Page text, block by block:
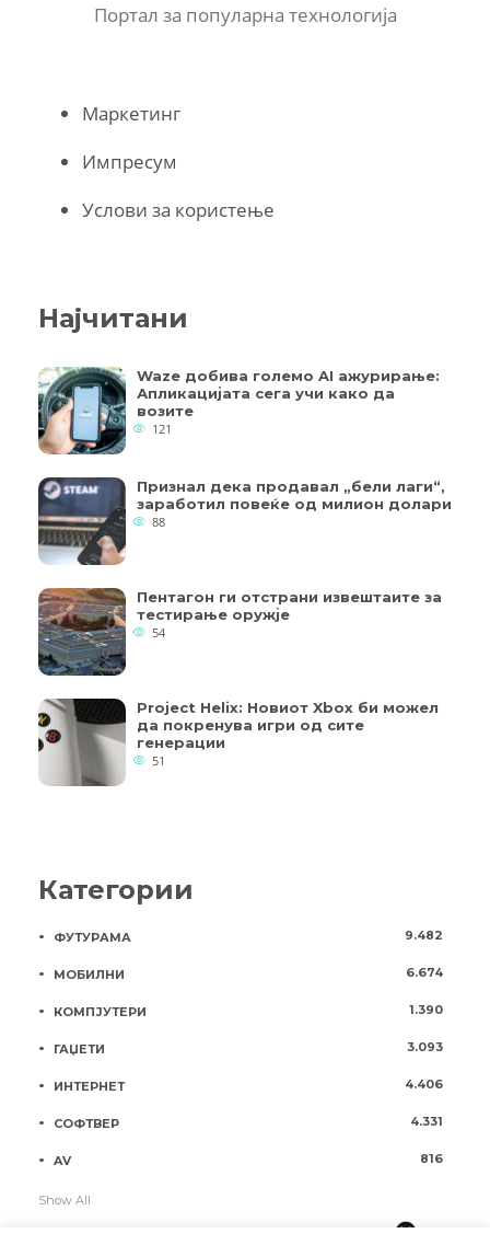
Портал за популарна технологија
Маркетинг
Импресум
Услови за користење
Најчитани
Waze добива големо AI ажурирање:
Апликацијата сега учи како да
возите
121
Признал дека продавал „бели лаги“,
заработил повеќе од милион долари
88
Пентагон ги отстрани извештаите за
тестирање оружје
54
Project Helix: Новиот Xbox би можел
да покренува игри од сите
генерации
51
Категории
ФУТУРАМА 9.482
МОБИЛНИ 6.674
КОМПЈУТЕРИ 1.390
ГАЏЕТИ 3.093
ИНТЕРНЕТ 4.406
СОФТВЕР 4.331
AV 816
Show All